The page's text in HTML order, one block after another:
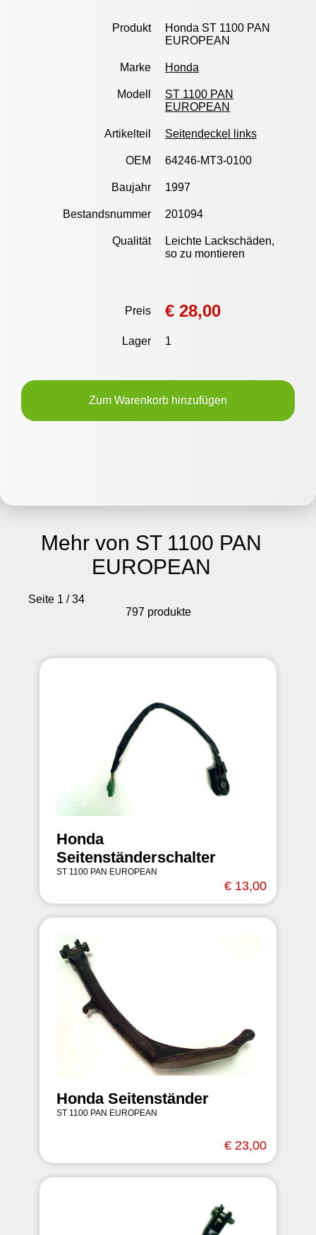
Produkt
Honda ST 1100 PAN
EUROPEAN
Marke Honda
Modell
ST 1100 PAN
EUROPEAN
Artikelteil Seitendeckel links
OEM 64246-MT3-0100
Baujahr 1997
Bestandsnummer 201094
Qualität
Leichte Lackschäden,
so zu montieren
Preis € 28,00
Lager 1
Zum Warenkorb hinzufügen
Mehr von ST 1100 PAN
EUROPEAN
Seite 1 / 34
797 produkte
Honda
Seitenständerschalter
ST 1100 PAN EUROPEAN
€ 13,00
Honda Seitenständer
ST 1100 PAN EUROPEAN
€ 23,00